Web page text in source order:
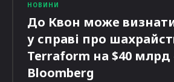
НОВИНИ
До Квон може
у справі про
Terraform на $40 млрд
Bloomberg